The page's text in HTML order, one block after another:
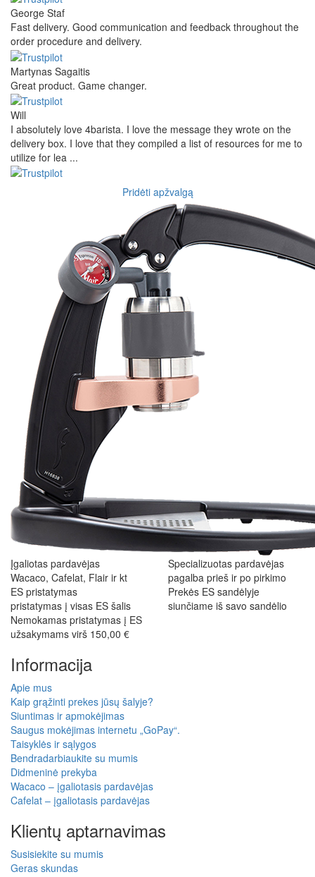
George Staf
Fast delivery. Good communication and feedback throughout the
order procedure and delivery.
Martynas Sagaitis
Great product. Game changer.
Will
I absolutely love 4barista. I love the message they wrote on the
delivery box. I love that they compiled a list of resources for me to
utilize for lea ...
Pridėti apžvalgą
Įgaliotas pardavėjas
Wacaco, Cafelat, Flair ir kt
Specializuotas pardavėjas
pagalba prieš ir po pirkimo
ES pristatymas
pristatymas į visas ES šalis
Prekės ES sandėlyje
siunčiame iš savo sandėlio
Nemokamas pristatymas į ES
užsakymams virš 150,00 €
Informacija
Apie mus
Kaip grąžinti prekes jūsų šalyje?
Siuntimas ir apmokėjimas
Saugus mokėjimas internetu „GoPay“.
Taisyklės ir sąlygos
Bendradarbiaukite su mumis
Didmeninė prekyba
Wacaco – įgaliotasis pardavėjas
Cafelat – įgaliotasis pardavėjas
Klientų aptarnavimas
Susisiekite su mumis
Geras skundas